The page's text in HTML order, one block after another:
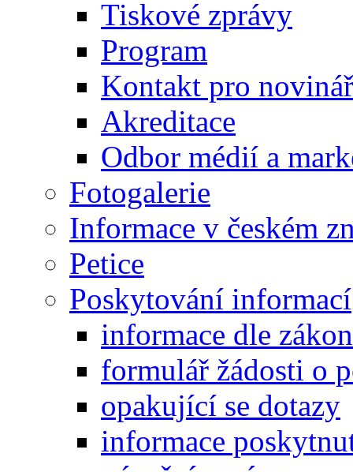
Tiskové zprávy
Program
Kontakt pro
Akreditace
Odbor médií a
Fotogalerie
Informace v českém
Petice
Poskytování informací
informace dle
formulář žádosti o
opakující se dotazy
informace